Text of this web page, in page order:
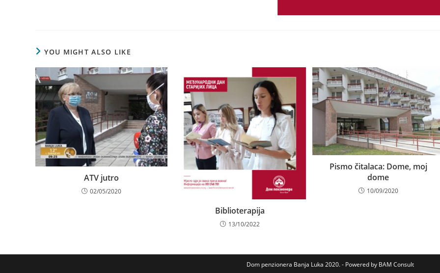
YOU MIGHT ALSO LIKE
ATV jutro
02/05/2020
Biblioterapija
13/10/2022
Pismo čitalaca: Dome, moj
dome
10/09/2020
Dom penzionera Banja Luka 2020. - Powered by BAM Consult